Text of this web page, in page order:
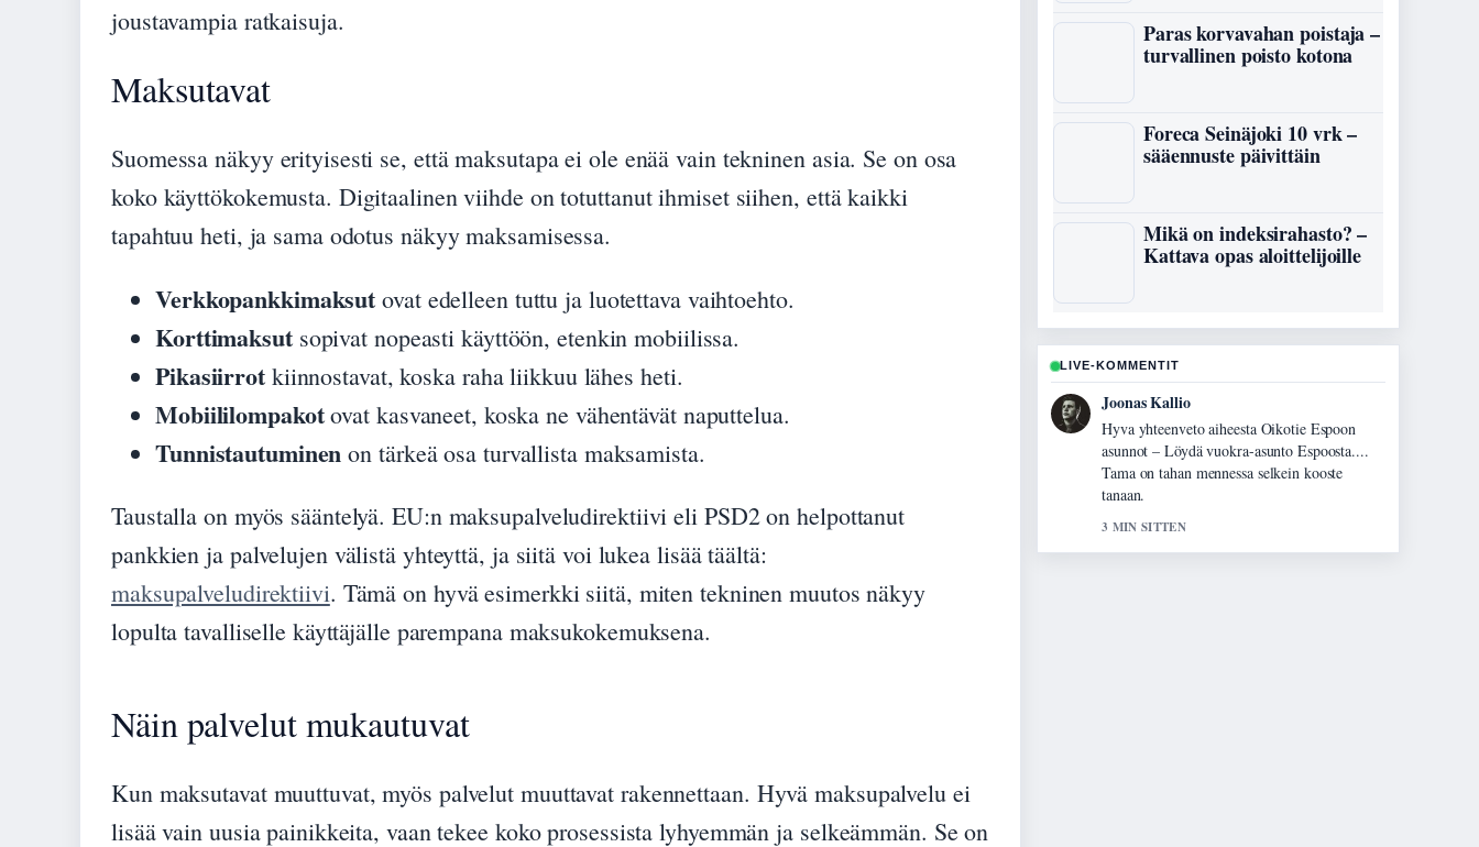
joustavampia ratkaisuja.
Maksutavat
Suomessa näkyy erityisesti se, että maksutapa ei ole enää vain tekninen asia. Se on osa
koko käyttökokemusta. Digitaalinen viihde on totuttanut ihmiset siihen, että kaikki
tapahtuu heti, ja sama odotus näkyy maksamisessa.
Verkkopankkimaksut ovat edelleen tuttu ja luotettava vaihtoehto.
Korttimaksutsopivat nopeasti käyttöön, etenkin mobiilissa.
Pikasiirrotkiinnostavat, koska raha liikkuu lähes heti.
Mobiililompakotovat kasvaneet, koska ne vähentävät naputtelua.
Tunnistautuminen on tärkeä osa turvallista maksamista.
Taustalla on myös sääntelyä. EU:n maksupalveludirektiivi eli PSD2 on helpottanut
pankkien ja palvelujen välistä yhteyttä, ja siitä voi lukea lisää täältä:
maksupalveludirektiivi. Tämä on hyvä esimerkki siitä, miten tekninen muutos näkyy
lopulta tavalliselle käyttäjälle parempana maksukokemuksena.
Näin palvelut mukautuvat
Kun maksutavat muuttuvat, myös palvelut muuttavat rakennettaan. Hyvä maksupalvelu ei
lisää vain uusia painikkeita, vaan tekee koko prosessista lyhyemmän ja selkeämmän. Se on
Paras korvavahan poistaja –
turvallinen poisto kotona
Foreca Seinäjoki 10 vrk –
sääennuste päivittäin
Mikä on indeksirahasto? –
Kattava opas aloittelijoille
LIVE-KOMMENTIT
Joonas Kallio
Hyva yhteenveto aiheesta Oikotie Espoon
asunnot – Löydä vuokra-asunto Espoosta....
Tama on tahan mennessa selkein kooste
tanaan.
3 MIN SITTEN